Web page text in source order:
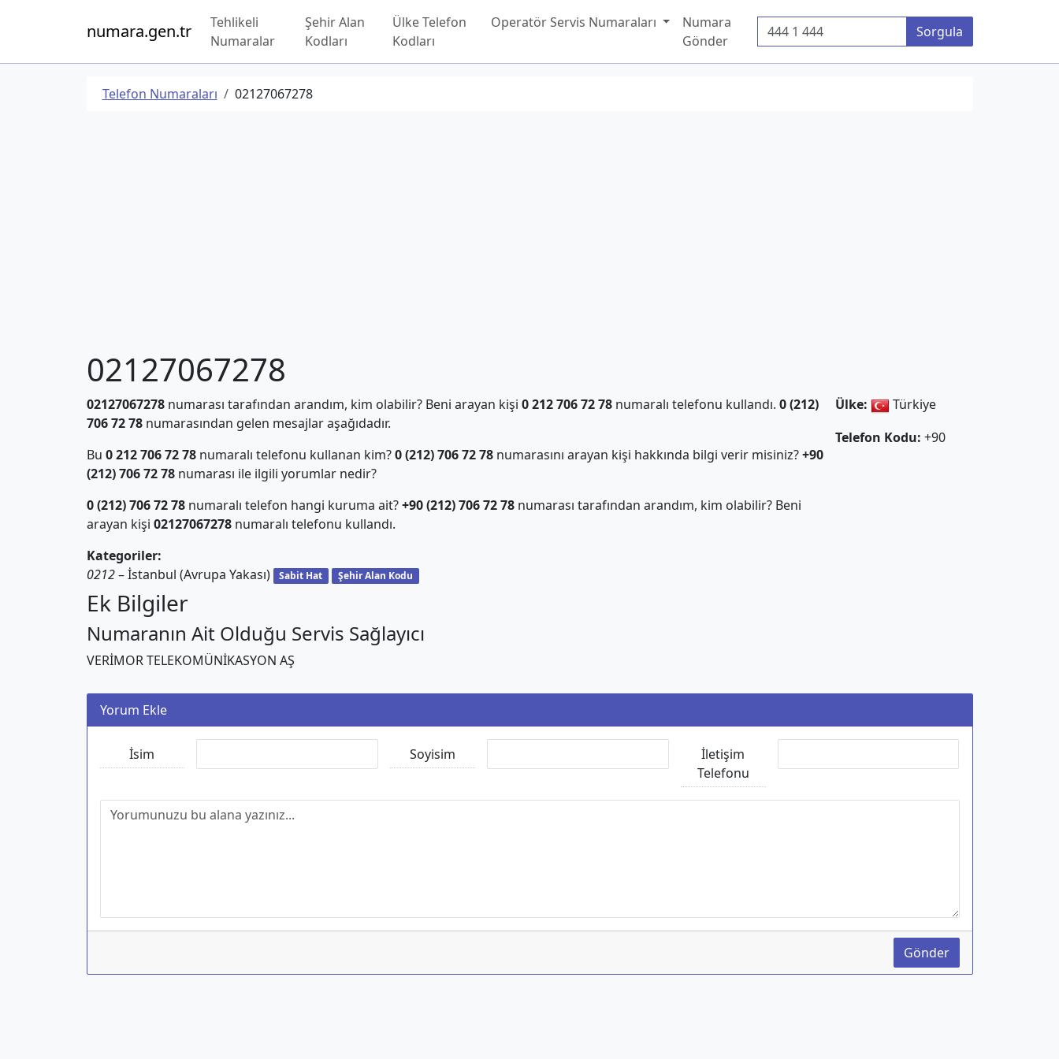
numara.gen.tr
Tehlikeli
Numaralar
Şehir Alan
Kodları
Ülke Telefon
Kodları
Operatör Servis Numaraları
Numara
Gönder
Telefon Numarası Sorgula
Telefon Numaraları 02127067278
02127067278
02127067278numarası tarafından arandım, kim olabilir? Beni arayan kişi 0 212 706 72 78numaralı telefonu kullandı. 0 (212)
706 72 78numarasından gelen mesajlar aşağıdadır.
Bu 0 212 706 72 78numaralı telefonu kullanan kim?0 (212) 706 72 78numarasını arayan kişi hakkında bilgi verir misiniz?+90
(212) 706 72 78numarası ile ilgili yorumlar nedir?
0 (212) 706 72 78numaralı telefon hangi kuruma ait?+90 (212) 706 72 78numarası tarafından arandım, kim olabilir? Beni
arayan kişi 02127067278numaralı telefonu kullandı.
Kategoriler:
0212– İstanbul (Avrupa Yakası) Sabit Hat Şehir Alan Kodu
Ülke:
Türkiye
Telefon Kodu: +90
Ek Bilgiler
Numaranın Ait Olduğu Servis Sağlayıcı
VERİMOR TELEKOMÜNİKASYON AŞ
Yorum Ekle
İsim Soyisim
İletişim
Telefonu
Gönder